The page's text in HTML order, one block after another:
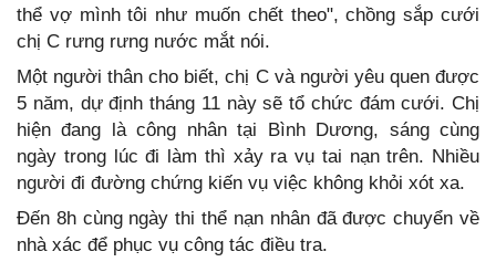
thể vợ mình tôi như muốn chết theo", chồng sắp cưới
chị C rưng rưng nước mắt nói.
Một người thân cho biết, chị C và người yêu quen được
5 năm, dự định tháng 11 này sẽ tổ chức đám cưới. Chị
hiện đang là công nhân tại Bình Dương, sáng cùng
ngày trong lúc đi làm thì xảy ra vụ tai nạn trên. Nhiều
người đi đường chứng kiến vụ việc không khỏi xót xa.
Đến 8h cùng ngày thi thể nạn nhân đã được chuyển về
nhà xác để phục vụ công tác điều tra.